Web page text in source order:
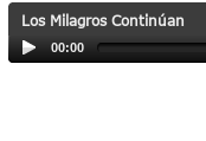
Los Milagros Continúan
00:00